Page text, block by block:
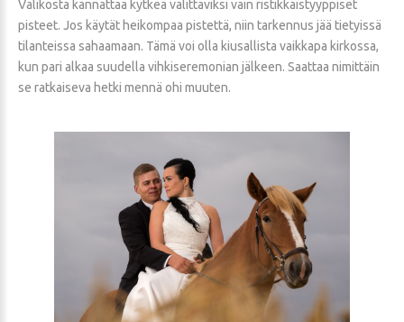
Valikosta kannattaa kytkeä valittaviksi vain ristikkäistyyppiset
pisteet. Jos käytät heikompaa pistettä, niin tarkennus jää tietyissä
tilanteissa sahaamaan. Tämä voi olla kiusallista vaikkapa kirkossa,
kun pari alkaa suudella vihkiseremonian jälkeen. Saattaa nimittäin
se ratkaiseva hetki mennä ohi muuten.